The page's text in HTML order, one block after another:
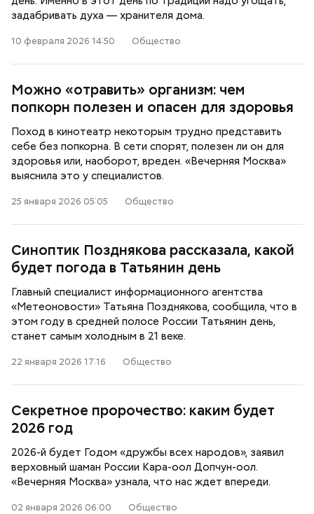
задабривать духа — хранителя дома.
10 февраля 2026 14:50 Общество
Можно «отравить» организм: чем
попкорн полезен и опасен для здоровья
Поход в кинотеатр некоторым трудно представить
себе без попкорна. В сети спорят, полезен ли он для
здоровья или, наоборот, вреден. «Вечерняя Москва»
выяснила это у специалистов.
25 января 2026 05:05 Общество
Синоптик Позднякова рассказала, какой
будет погода в Татьянин день
Главный специалист информационного агентства
«Метеоновости» Татьяна Позднякова, сообщила, что в
этом году в средней полосе России Татьянин день,
станет самым холодным в 21 веке.
22 января 2026 17:16 Общество
Секретное пророчество: каким будет
2026 год
2026-й будет Годом «дружбы всех народов», заявил
верховный шаман России Кара-оол Допчун-оол.
«Вечерняя Москва» узнала, что нас ждет впереди.
02 января 2026 06:00 Общество